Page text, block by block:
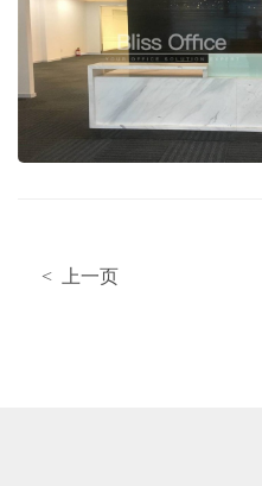
< 上一页